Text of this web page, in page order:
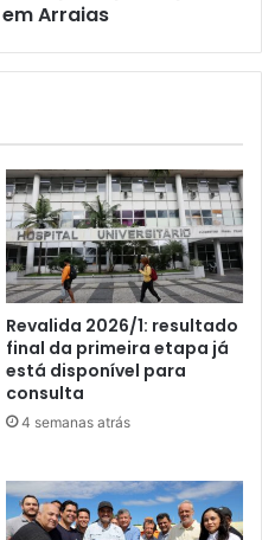
Arraias
Revalida 2026/1: resultado
final da primeira etapa já
está disponível para
consulta
4 semanas atrás